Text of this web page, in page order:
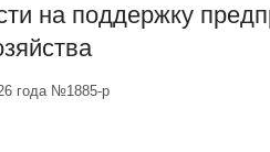
на поддержку
года №1885-р